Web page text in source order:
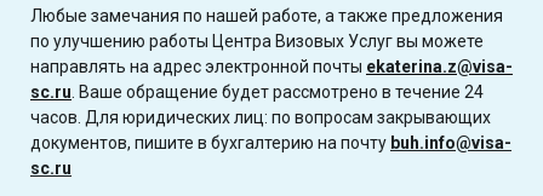
Любые замечания по нашей работе, а также предложения
по улучшению работы Центра Визовых Услуг вы можете
направлять на адрес электронной почты ekaterina.z@visa-
sc.ru . Ваше обращение будет рассмотрено в течение 24
часов. Для юридических лиц: по вопросам закрывающих
документов, пишите в бухгалтерию на почту buh.info@visa-
sc.ru